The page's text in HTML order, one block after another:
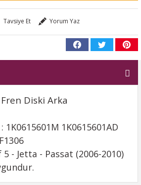
Tavsiye Et Yorum Yaz
Diski Arka
1K0615601AD
- Jetta - Passat (2006-2010)